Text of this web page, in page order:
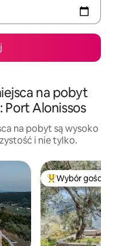
na pobyt
Alonissos
na pobyt są wysoko
i nie tylko.
Wybór gości